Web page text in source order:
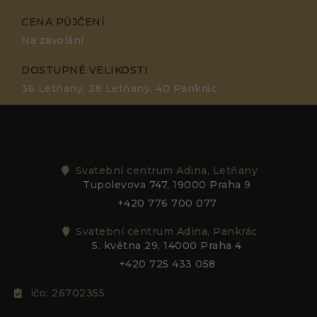
CENA PŮJČENÍ
Na zavolání
DOSTUPNÉ VELIKOSTI
36 Letňany, 38 Letňany, 40 Pankrác
Svatební centrum Adina, Letňany
Tupolevova 747, 19000 Praha 9
+420 776 700 077
Svatební centrum Adina, Pankrác
5. května 29, 14000 Praha 4
+420 725 433 058
ičo: 26702355